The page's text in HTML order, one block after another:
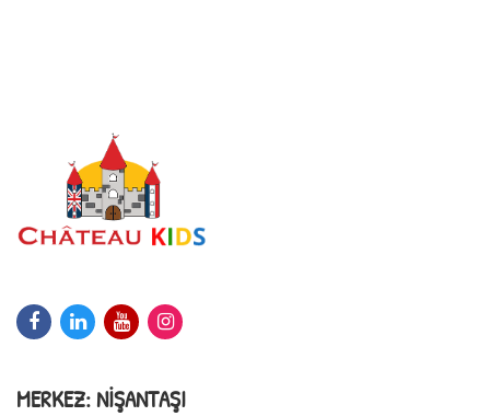
MERKEZ: NIŞANTAŞI